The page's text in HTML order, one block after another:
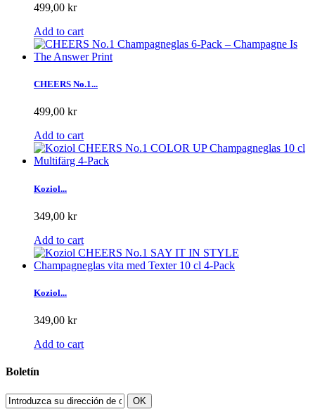
499,00 kr
Add to cart
CHEERS No.1...
499,00 kr
Add to cart
Koziol...
349,00 kr
Add to cart
Koziol...
349,00 kr
Add to cart
Boletín
OK